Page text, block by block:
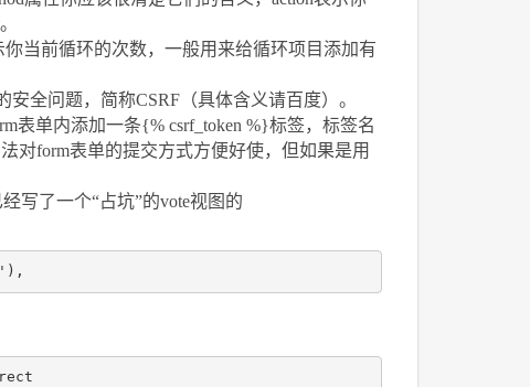
你当前循环的次数，一般用来给循环项目添加有
全问题，简称CSRF（具体含义请百度）。
表单内添加一条{% csrf_token %}标签，标签名
对form表单的提交方式方便好使，但如果是用
写了一个“占坑”的vote视图的